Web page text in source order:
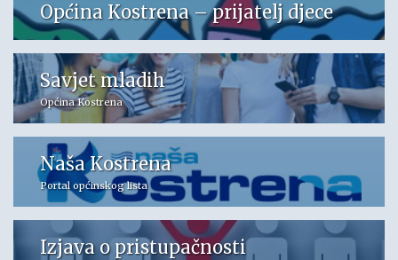
Općina Kostrena – prijatelj djece
Savjet mladih
Općina Kostrena
Naša Kostrena
Portal općinskog lista
Izjava o pristupačnosti